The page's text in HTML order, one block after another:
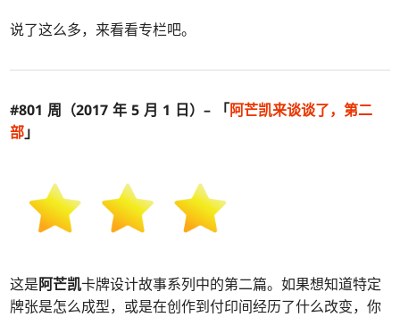
说了这么多，来看看专栏吧。
#801 周（2017 年 5 月 1 日）– 「阿芒凯来谈谈了，第二
部」
这是阿芒凯卡牌设计故事系列中的第二篇。如果想知道特定
牌张是怎么成型，或是在创作到付印间经历了什么改变，你